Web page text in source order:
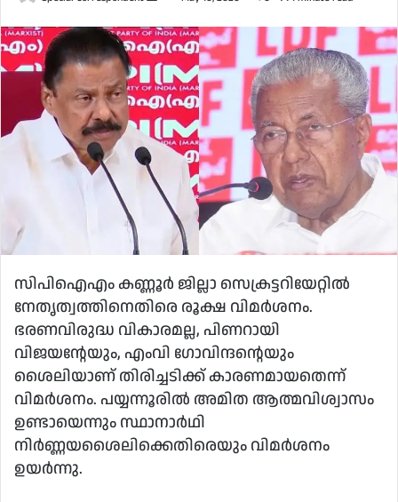
email
സിപിഐഎം കണ്ണൂര്‍ ജില്ലാ സെക്രട്ടറിയേറ്റില്‍
നേതൃത്വത്തിനെതിരെ രൂക്ഷ വിമര്‍ശനം.
ഭരണവിരുദ്ധ വികാരമല്ല, പിണറായി
വിജയന്റേയും, എംവി ഗോവിന്ദന്റെയും
ശൈലിയാണ് തിരിച്ചടിക്ക് കാരണമായതെന്ന്
വിമര്‍ശനം. പയ്യന്നൂരില്‍ അമിത ആത്മവിശ്വാസം
ഉണ്ടായെന്നും സ്ഥാനാര്‍ഥി
നിര്‍ണ്ണയശൈലിക്കെതിരെയും വിമര്‍ശനം
ഉയര്‍ന്നു.